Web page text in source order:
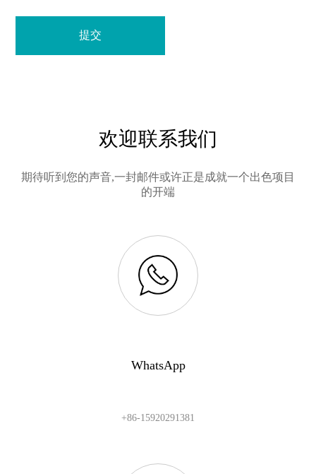
提交
欢迎联系我们
期待听到您的声音,一封邮件或许正是成就一个出色项目
的开端
WhatsApp
+86-15920291381